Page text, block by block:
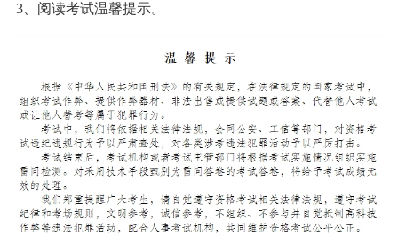
3、阅读考试温馨提示。